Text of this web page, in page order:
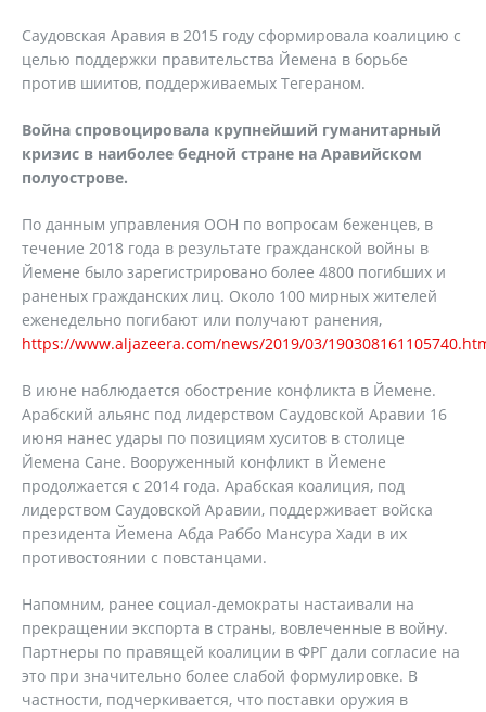
Саудовская Аравия в 2015 году сформировала коалицию с
целью поддержки правительства Йемена в борьбе
против шиитов, поддерживаемых Тегераном.
Война спровоцировала крупнейший гуманитарный
кризис в наиболее бедной стране на Аравийском
полуострове.
По данным управления ООН по вопросам беженцев, в
течение 2018 года в результате гражданской войны в
Йемене было зарегистрировано более 4800 погибших и
раненых гражданских лиц. Около 100 мирных жителей
еженедельно погибают или получают ранения,
https://www.aljazeera.com/news/2019/03/
В июне наблюдается обострение конфликта в Йемене.
Арабский альянс под лидерством Саудовской Аравии 16
июня нанес удары по позициям хуситов в столице
Йемена Сане. Вооруженный конфликт в Йемене
продолжается с 2014 года. Арабская коалиция, под
лидерством Саудовской Аравии, поддерживает войска
президента Йемена Абда Раббо Мансура Хади в их
противостоянии с повстанцами.
Напомним, ранее социал-демократы настаивали на
прекращении экспорта в страны, вовлеченные в войну.
Партнеры по правящей коалиции в ФРГ дали согласие на
это при значительно более слабой формулировке. В
частности, подчеркивается, что поставки оружия в